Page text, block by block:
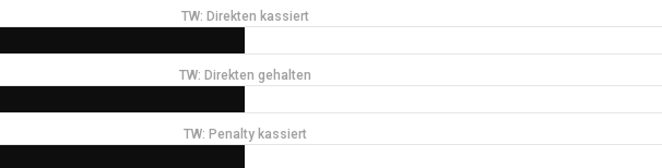
TW: Direkten kassiert
TW: Direkten gehalten
TW: Penalty kassiert